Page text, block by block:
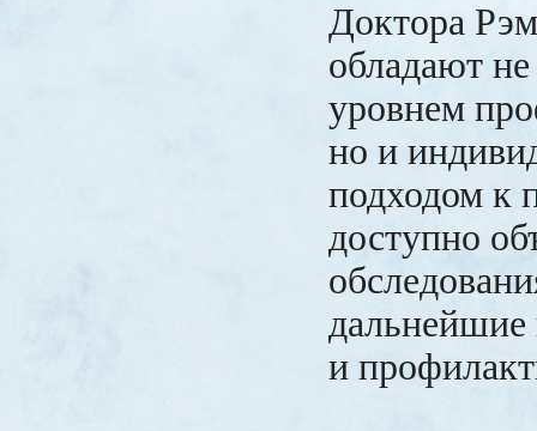
Доктора
обладают
уровнем
но и
подходом к
доступно
дальнейшие
и